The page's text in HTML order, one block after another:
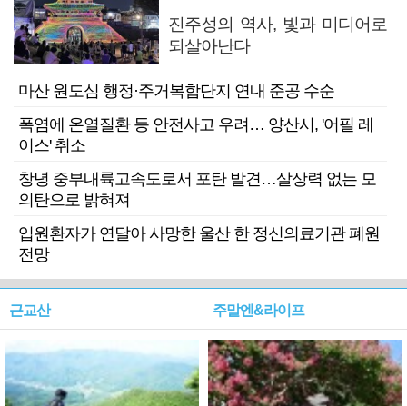
진주성의 역사, 빛과 미디어로
되살아난다
마산 원도심 행정·주거복합단지 연내 준공 수순
폭염에 온열질환 등 안전사고 우려… 양산시, '어필 레
이스' 취소
창녕 중부내륙고속도로서 포탄 발견…살상력 없는 모
의탄으로 밝혀져
입원환자가 연달아 사망한 울산 한 정신의료기관 폐원
전망
근교산 주말엔&라이프